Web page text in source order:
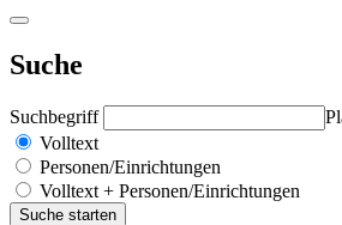
Suche
Suchbegriff
Volltext
Personen/Einrichtungen
Volltext + Personen/Einrichtungen